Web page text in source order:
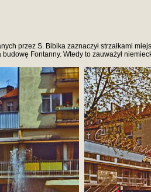
przez S. Bibika zaznaczył strzałkami
Fontanny. Wtedy to zauważył